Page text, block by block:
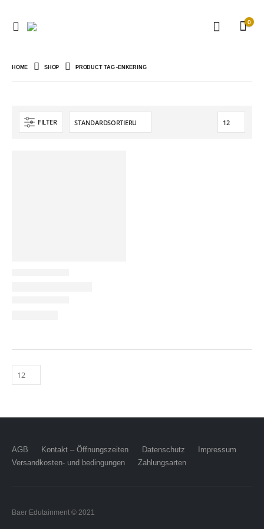
0
HOME SHOP PRODUCT TAG - ENKERING
FILTER
AGB Kontakt – Öffnungszeiten Datenschutz
Impressum
Versandkosten- und bedingungen
Zahlungsarten
Baer Edutainment © 2021